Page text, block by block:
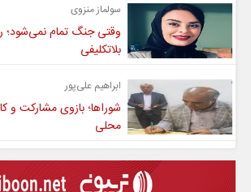
سولماز منزوی
وقتی جنگ تمام نمی‌شود؛
بلاتکلیفی
ابراهیم علی‌پور
شوراها؛ بازوی مشارکت و
محلی